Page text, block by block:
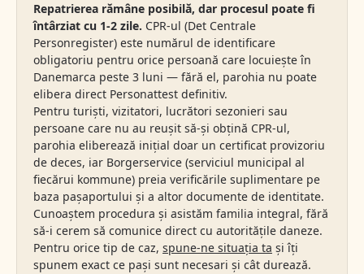
Repatrierea rămâne posibilă, dar procesul poate fi
întârziat cu 1-2 zile. CPR-ul (Det Centrale
Personregister) este numărul de identificare
obligatoriu pentru orice persoană care locuiește în
Danemarca peste 3 luni — fără el, parohia nu poate
elibera direct Personattest definitiv.
Pentru turiști, vizitatori, lucrători sezonieri sau
persoane care nu au reușit să-și obțină CPR-ul,
parohia eliberează inițial doar un certificat provizoriu
de deces, iar Borgerservice (serviciul municipal al
fiecărui kommune) preia verificările suplimentare pe
baza pașaportului și a altor documente de identitate.
Cunoaștem procedura și asistăm familia integral, fără
să-i cerem să comunice direct cu autoritățile daneze.
Pentru orice tip de caz, spune-ne situația ta și îți
spunem exact ce pași sunt necesari și cât durează.